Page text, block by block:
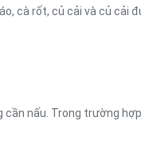
cà rốt, củ cải và củ cải
nấu. Trong trường